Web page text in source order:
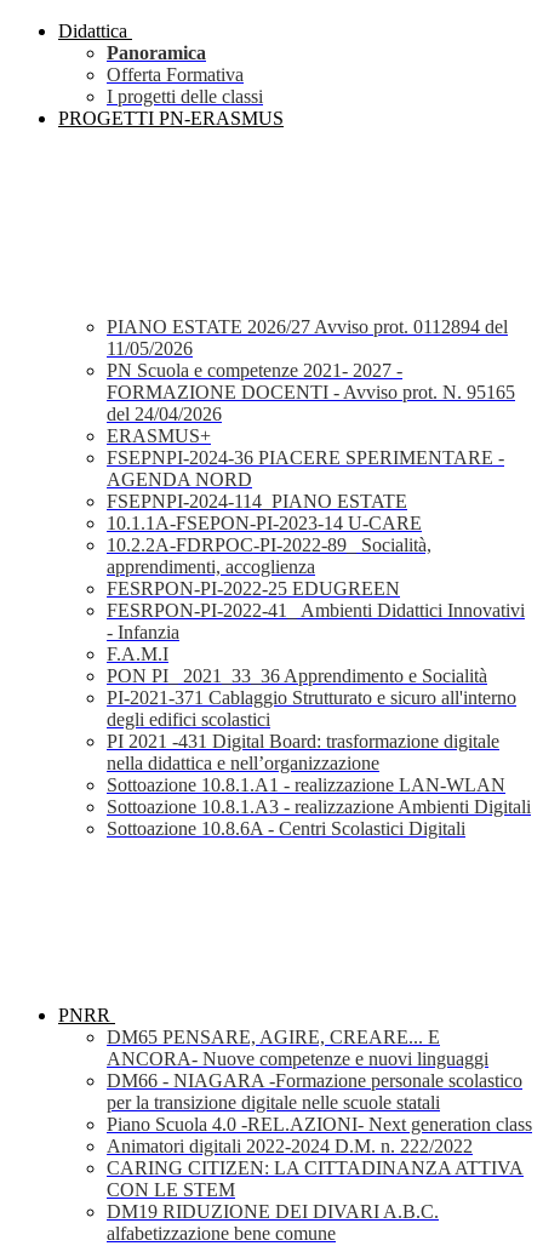
Didattica
Panoramica
Offerta Formativa
I progetti delle classi
PROGETTI PN-ERASMUS
PIANO ESTATE 2026/27 Avviso prot. 0112894 del
11/05/2026
PN Scuola e competenze 2021- 2027 -
FORMAZIONE DOCENTI - Avviso prot. N. 95165
del 24/04/2026
ERASMUS+
FSEPNPI-2024-36 PIACERE SPERIMENTARE -
AGENDA NORD
FSEPNPI-2024-114_PIANO ESTATE
10.1.1A-FSEPON-PI-2023-14 U-CARE
10.2.2A-FDRPOC-PI-2022-89_ Socialità,
apprendimenti, accoglienza
FESRPON-PI-2022-25 EDUGREEN
FESRPON-PI-2022-41_ Ambienti Didattici Innovativi
- Infanzia
F.A.M.I
PON PI_ 2021_33_36 Apprendimento e Socialità
PI-2021-371 Cablaggio Strutturato e sicuro all'interno
degli edifici scolastici
PI 2021 -431 Digital Board: trasformazione digitale
nella didattica e nell’organizzazione
Sottoazione 10.8.1.A1 - realizzazione LAN-WLAN
Sottoazione 10.8.1.A3 - realizzazione Ambienti Digitali
Sottoazione 10.8.6A - Centri Scolastici Digitali
PNRR
DM65 PENSARE, AGIRE, CREARE... E
ANCORA- Nuove competenze e nuovi linguaggi
DM66 - NIAGARA -Formazione personale scolastico
per la transizione digitale nelle scuole statali
Piano Scuola 4.0 -REL.AZIONI- Next generation class
Animatori digitali 2022-2024 D.M. n. 222/2022
CARING CITIZEN: LA CITTADINANZA ATTIVA
CON LE STEM
DM19 RIDUZIONE DEI DIVARI A.B.C.
alfabetizzazione bene comune